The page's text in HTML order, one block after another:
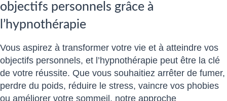
objectifs personnels grâce à
l’hypnothérapie
Vous aspirez à transformer votre vie et à atteindre vos
objectifs personnels, et l’hypnothérapie peut être la clé
de votre réussite. Que vous souhaitiez arrêter de fumer,
perdre du poids, réduire le stress, vaincre vos phobies
ou améliorer votre sommeil, notre approche